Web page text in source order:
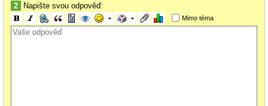
2 Napište svou odpověď:
Mimo téma